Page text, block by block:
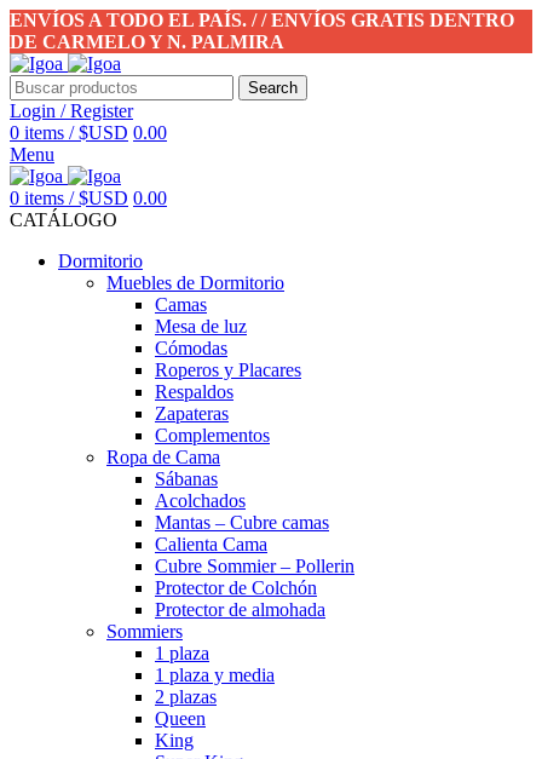
ENVÍOS A TODO EL PAÍS. / / ENVÍOS GRATIS DENTRO
DE CARMELO Y N. PALMIRA
Search
Login / Register
0 items / $USD 0.00
Menu
0 items / $USD 0.00
CATÁLOGO
Dormitorio
Muebles de Dormitorio
Camas
Mesa de luz
Cómodas
Roperos y Placares
Respaldos
Zapateras
Complementos
Ropa de Cama
Sábanas
Acolchados
Mantas – Cubre camas
Calienta Cama
Cubre Sommier – Pollerin
Protector de Colchón
Protector de almohada
Sommiers
1 plaza
1 plaza y media
2 plazas
Queen
King